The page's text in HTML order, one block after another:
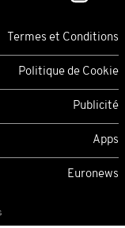
Termes et Conditions
Politique de Cookie
Publicité
Apps
Euronews